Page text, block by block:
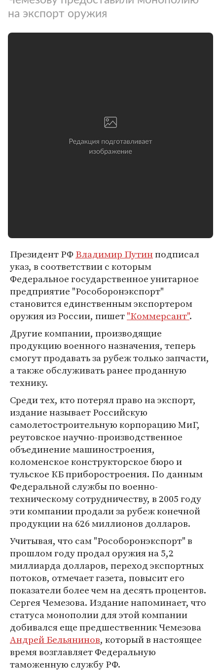
на экспорт оружия
Президент РФВладимир Путинподписал
указ, в соответствии с которым
Федеральное государственное унитарное
предприятие "Рособоронэкспорт"
становится единственным экспортером
оружия из России, пишет"Коммерсант".
Другие компании, производящие
продукцию военного назначения, теперь
смогут продавать за рубеж только запчасти,
а также обслуживать ранее проданную
технику.
Среди тех, кто потерял право на экспорт,
издание называет Российскую
самолетостроительную корпорацию МиГ,
реутовское научно-производственное
объединение машиностроения,
коломенское конструкторское бюро и
тульское КБ приборостроения. По данным
Федеральной службы по военно-
техническому сотрудничеству, в 2005 году
эти компании продали за рубеж конечной
продукции на 626 миллионов долларов.
Учитывая, что сам "Рособоронэкспорт" в
прошлом году продал оружия на 5,2
миллиарда долларов, переход экспортных
потоков, отмечает газета, повысит его
показатели более чем на десять процентов.
Сергея Чемезова. Издание напоминает, что
статуса монополии для этой компании
добивался еще предшественник Чемезова
Андрей Бельянинов, который в настоящее
время возглавляет Федеральную
таможенную службу РФ.